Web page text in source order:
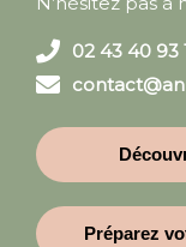
02 43 40 93
Préparez